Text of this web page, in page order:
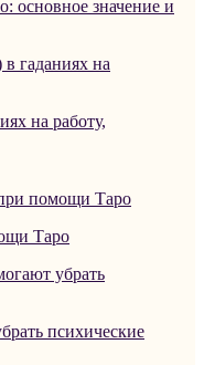
основное значение и
на работу,
Таро
психические